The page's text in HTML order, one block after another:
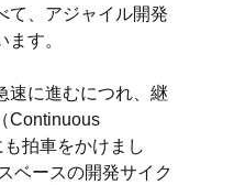
て、アジャイル開発
す。
速に進むにつれ、継
Continuous
拍車をかけまし
ベースの開発サイク